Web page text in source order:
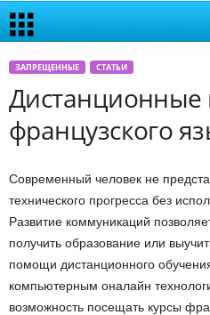
ЗАПРЕЩЕННЫЕ СТАТЬИ
Дистанционные
французского
Современный человек не
технического прогресса без
Развитие коммуникаций
получить образование или
помощи дистанционного
компьютерным оналайн
возможность посещать курсы